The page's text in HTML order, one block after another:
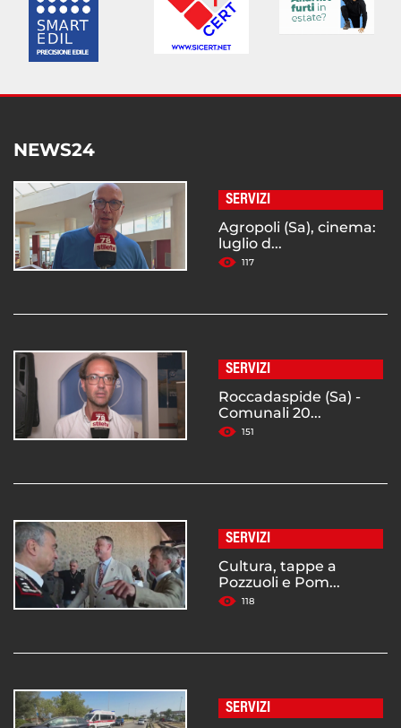
NEWS24
SERVIZI
Agropoli (Sa), cinema:
luglio d...
117
SERVIZI
Roccadaspide (Sa) -
Comunali 20...
151
SERVIZI
Cultura, tappe a
Pozzuoli e Pom...
118
SERVIZI